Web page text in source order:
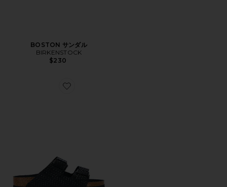
BOSTON サンダル
BIRKENSTOCK
$230
Favorite ARIZONA スライド